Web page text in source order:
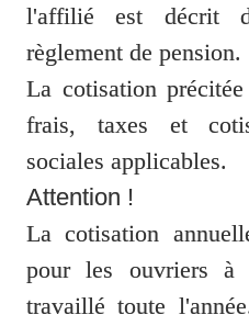
l'affilié est décrit
règlement de pension.
La cotisation
frais, taxes et
Attention !
La cotisation
pour les ouvriers
travaillé toute